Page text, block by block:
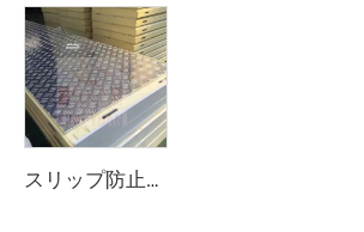
スリップ防止アルミニウムPUサンドイッチパネル